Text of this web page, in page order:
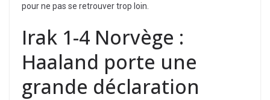
pour ne pas se retrouver trop loin.
Irak 1-4 Norvège :
Haaland porte une
grande déclaration